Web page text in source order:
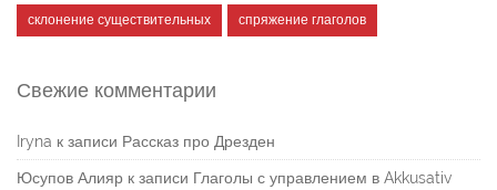
склонение существительных спряжение глаголов
Свежие комментарии
Iryna к записи Рассказ про Дрезден
Юсупов Алияр к записи Глаголы с управлением в Akkusativ